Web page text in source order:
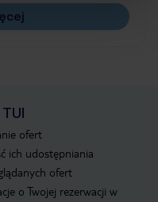
ofert
ich udostępniania
ofert
o Twojej rezerwacji w